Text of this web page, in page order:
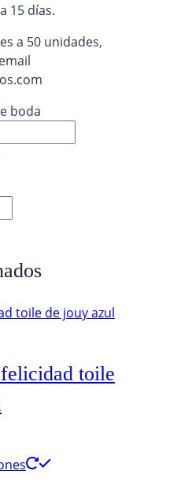
15 días.
a 50 unidades,
boda
toile